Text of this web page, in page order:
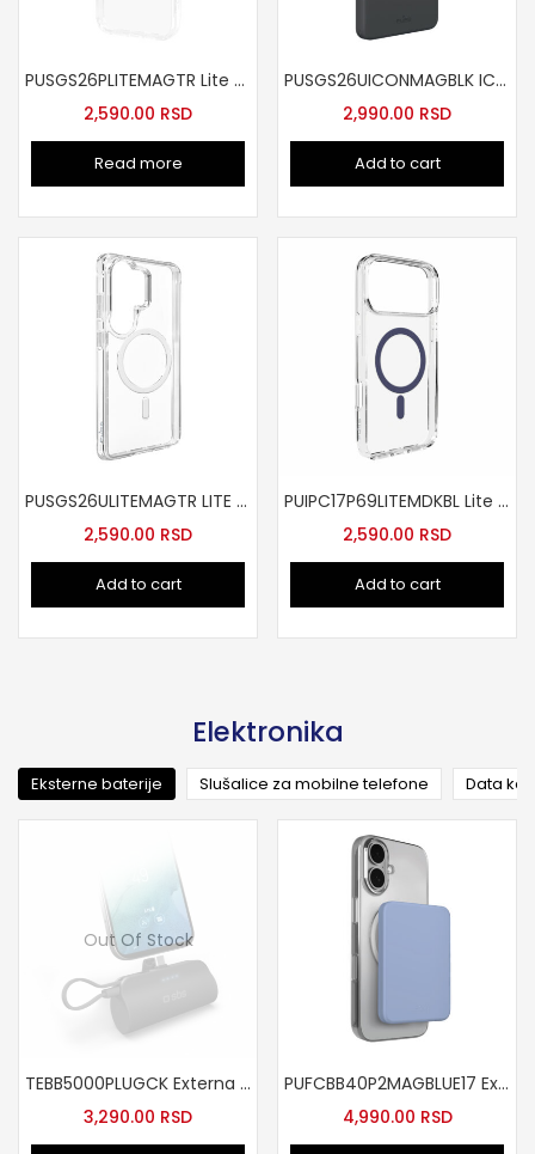
PUSGS26PLITEMAGTR Lite Mag futrola za Samsung S26+ tr
2,590.00 RSD
Read more
PUSGS26UICONMAGBLK ICON MAG futrola za Samsung S26 Ultra crna
2,990.00 RSD
Add to cart
PUSGS26ULITEMAGTR LITE MAG futrola za Samsung S26 Ultra tr
2,590.00 RSD
Add to cart
PUIPC17P69LITEMDKBL Lite Mag futrola za iPhone Pro Max teget
2,590.00 RSD
Add to cart
Elektronika
Eksterne baterije Slušalice za mobilne telefone Data
Out Of Stock
TEBB5000PLUGCK Externa baterija 5000mAh
3,290.00 RSD
PUFCBB40P2MAGBLUE17 Externa baterija 4200mah plava
4,990.00 RSD